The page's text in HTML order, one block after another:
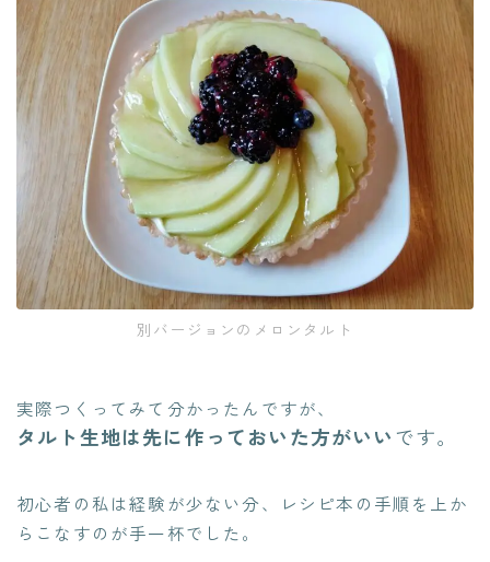
別バージョンのメロンタルト
実際つくってみて分かったんですが、
タルト生地は先に作っておいた方がいい です。
初心者の私は経験が少ない分、レシピ本の手順を上か
らこなすのが手一杯でした。